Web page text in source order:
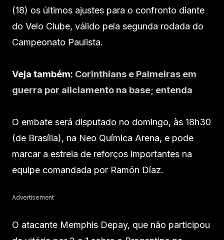
(18) os últimos ajustes para o confronto diante
do Velo Clube, válido pela segunda rodada do
Campeonato Paulista.
Veja também: Corinthians e Palmeiras em
guerra por aliciamento na base; entenda
O embate será disputado no domingo, às 18h30
(de Brasília), na Neo Química Arena, e pode
marcar a estreia de reforços importantes na
equipe comandada por Ramón Díaz.
Advertisement
O atacante Memphis Depay, que não participou